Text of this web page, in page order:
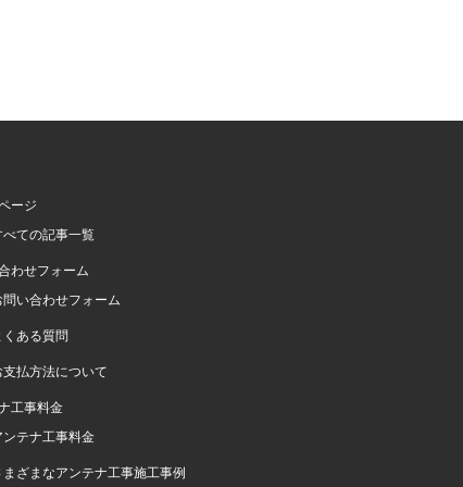
ージ
べての記事一覧
わせフォーム
問い合わせフォーム
くある質問
支払方法について
工事料金
ンテナ工事料金
まざまなアンテナ工事施工事例